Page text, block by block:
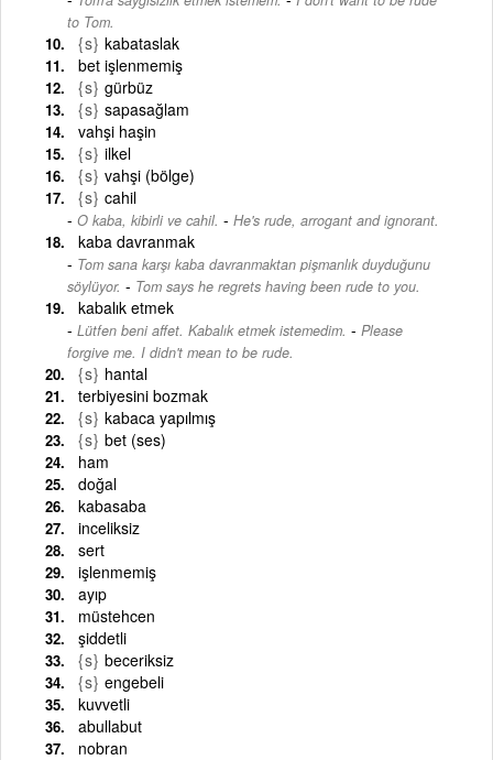
to Tom.
{s} kabataslak
bet işlenmemiş
{s} gürbüz
{s} sapasağlam
vahşi haşin
{s} ilkel
{s} vahşi (bölge)
{s} cahil
O kaba, kibirli ve cahil. - He's rude, arrogant and ignorant.
kaba davranmak
Tom sana karşı kaba davranmaktan pişmanlık duyduğunu
söylüyor. - Tom says he regrets having been rude to you.
kabalık etmek
Lütfen beni affet. Kabalık etmek istemedim. - Please
forgive me. I didn't mean to be rude.
{s} hantal
terbiyesini bozmak
{s} kabaca yapılmış
{s} bet (ses)
ham
doğal
kabasaba
inceliksiz
sert
işlenmemiş
ayıp
müstehcen
şiddetli
{s} beceriksiz
{s} engebeli
kuvvetli
abullabut
nobran